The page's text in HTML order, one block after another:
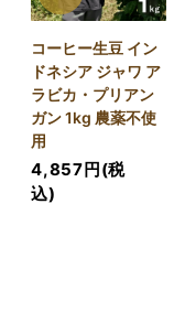
コーヒー生豆 イン
ドネシア ジャワ ア
ラビカ・プリアン
ガン 1kg 農薬不使
用
4,857円(税
込)